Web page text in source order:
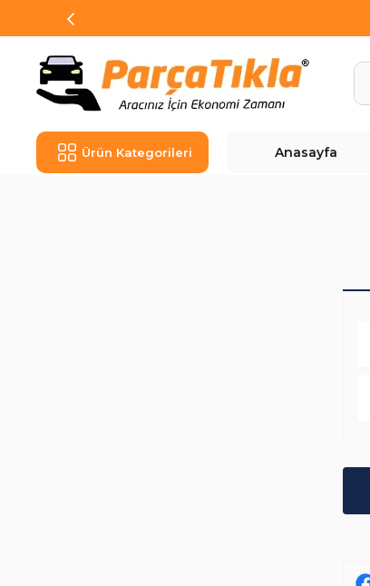
Ürün Kategorileri Anasayfa